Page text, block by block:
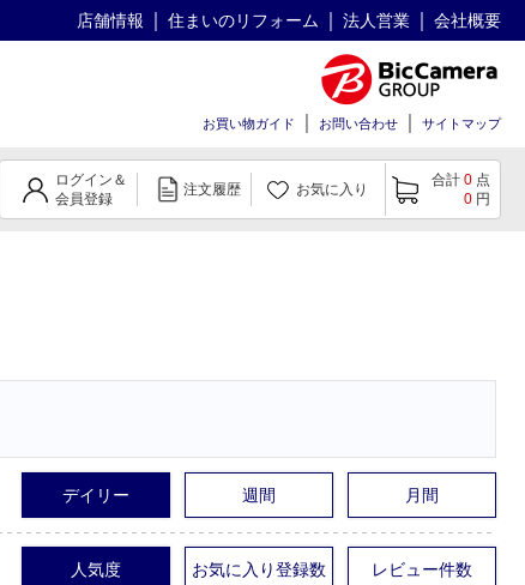
店舗情報 住まいのリフォーム 法人営業 会社概要
お買い物ガイド
お問い合わせ サイトマップ
ログイン＆
会員登録
注文履歴 お気に入り
合計 0 点
0 円
デイリー 週間 月間
人気度 お気に入り登録数 レビュー件数